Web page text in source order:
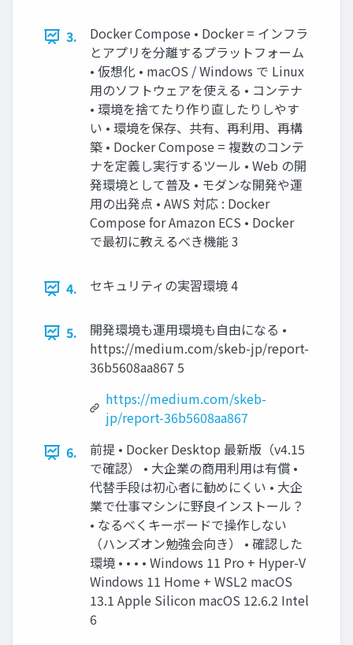
3.
Docker Compose • Docker = インフラ
とアプリを分離するプラットフォーム
• 仮想化 • macOS / Windows で Linux
用のソフトウェアを使える • コンテナ
• 環境を捨てたり作り直したりしやす
い • 環境を保存、共有、再利用、再構
築 • Docker Compose = 複数のコンテ
ナを定義し実行するツール • Web の開
発環境として普及 • モダンな開発や運
用の出発点 • AWS 対応 : Docker
Compose for Amazon ECS • Docker
で最初に教えるべき機能 3
4. セキュリティの実習環境 4
5.
開発環境も運用環境も自由になる •
https://medium.com/skeb-jp/report-
36b5608aa867 5
https://medium.com/skeb-
jp/report-36b5608aa867
6.
前提 • Docker Desktop 最新版（v4.15
で確認） • 大企業の商用利用は有償 •
代替手段は初心者に勧めにくい • 大企
業で仕事マシンに野良インストール？
• なるべくキーボードで操作しない
（ハンズオン勉強会向き） • 確認した
環境 • • • • Windows 11 Pro + Hyper-V
Windows 11 Home + WSL2 macOS
13.1 Apple Silicon macOS 12.6.2 Intel
6